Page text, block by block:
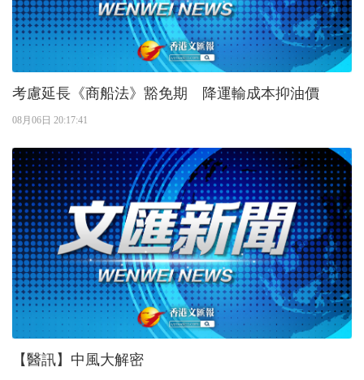
考慮延長《商船法》豁免期 降運輸成本抑油價
08月06日 20:17:41
【醫訊】中風大解密